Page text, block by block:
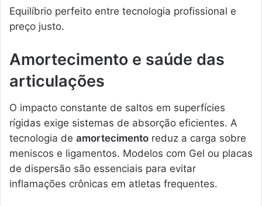
Equilíbrio perfeito entre tecnologia profissional e
preço justo.
Amortecimento e saúde das
articulações
O impacto constante de saltos em superfícies
rígidas exige sistemas de absorção eficientes. A
tecnologia de amortecimento reduz a carga sobre
meniscos e ligamentos. Modelos com Gel ou placas
de dispersão são essenciais para evitar
inflamações crônicas em atletas frequentes.